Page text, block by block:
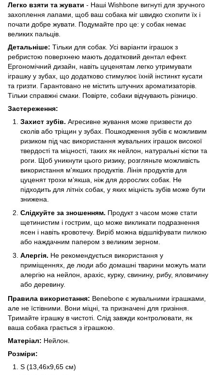
Легко взяти та жувати - Наші Wishbone вигнуті для зручного
захоплення лапами, щоб ваш собака міг швидко схопити їх і
почати добре жувати. Подумайте про це: у собак немає
великих пальців.
Детальніше: Тільки для собак. Усі варіанти іграшок з
ребристою поверхнею мають додатковий дентал ефект.
Ергономічний дизайн, навіть цуценятам легко утримувати
іграшку у зубах, що додатково стимулює їхній інстинкт кусати
та гризти. Гарантовано не містить штучних ароматизаторів.
Тільки справжні смаки. Повірте, собаки відчувають різницю.
Застереження:
Захист зубів. Агресивне жування може призвести до
сколів або тріщин у зубах. Пошкодження зубів є можливим
ризиком під час використання жувальних іграшок високої
твердості та міцності, таких як нейлон, натуральні кістки та
роги. Щоб уникнути цього ризику, розгляньте можливість
використання м'якших продуктів. Лінія продуктів для
цуценят трохи м’якша, ніж для дорослих собак. Не
підходить для літніх собак, у яких міцність зубів може бути
знижена.
Слідкуйте за зношенням. Продукт з часом може стати
щетинистим і гострим, що може викликати подразнення
ясен і навіть кровотечу. Виріб можна відшліфувати пилкою
або наждачним папером з великим зерном.
Алергія. Не рекомендується використання у
приміщеннях, де люди або домашні тварини можуть мати
алергію на нейлон, арахіс, курку, свинину, рибу, яловичину
або деревину.
Правила використання: Benebone є жувальними іграшками,
але не їстівними. Вони міцні, та призначені для гризіння.
Тримайте іграшку в чистоті. Слід завжди контролювати, як
ваша собака грається з іграшкою.
Матеріал: Нейлон.
Розміри:
S (13,46х9,65 см)